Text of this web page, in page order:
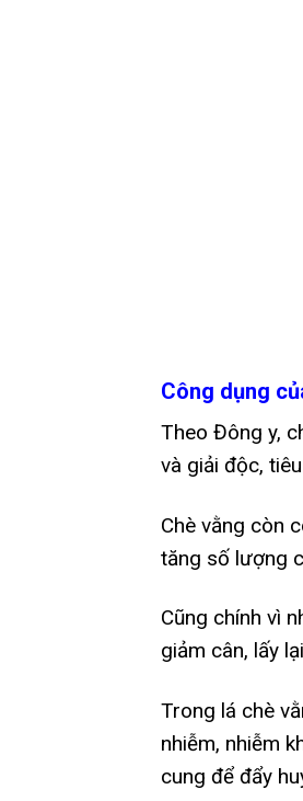
Công dụng
Theo Đông y,
và giải độc,
Chè vằng còn
tăng số lượng
Cũng chính vì
giảm cân, lấy
Trong lá chè
nhiễm, nhiễm
cung để đẩy